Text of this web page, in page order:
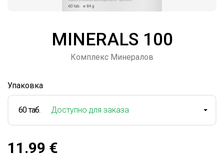
MINERALS 100
Комплекс Минералов
Упаковка
60 таб. Доступно для заказа
11.99 €